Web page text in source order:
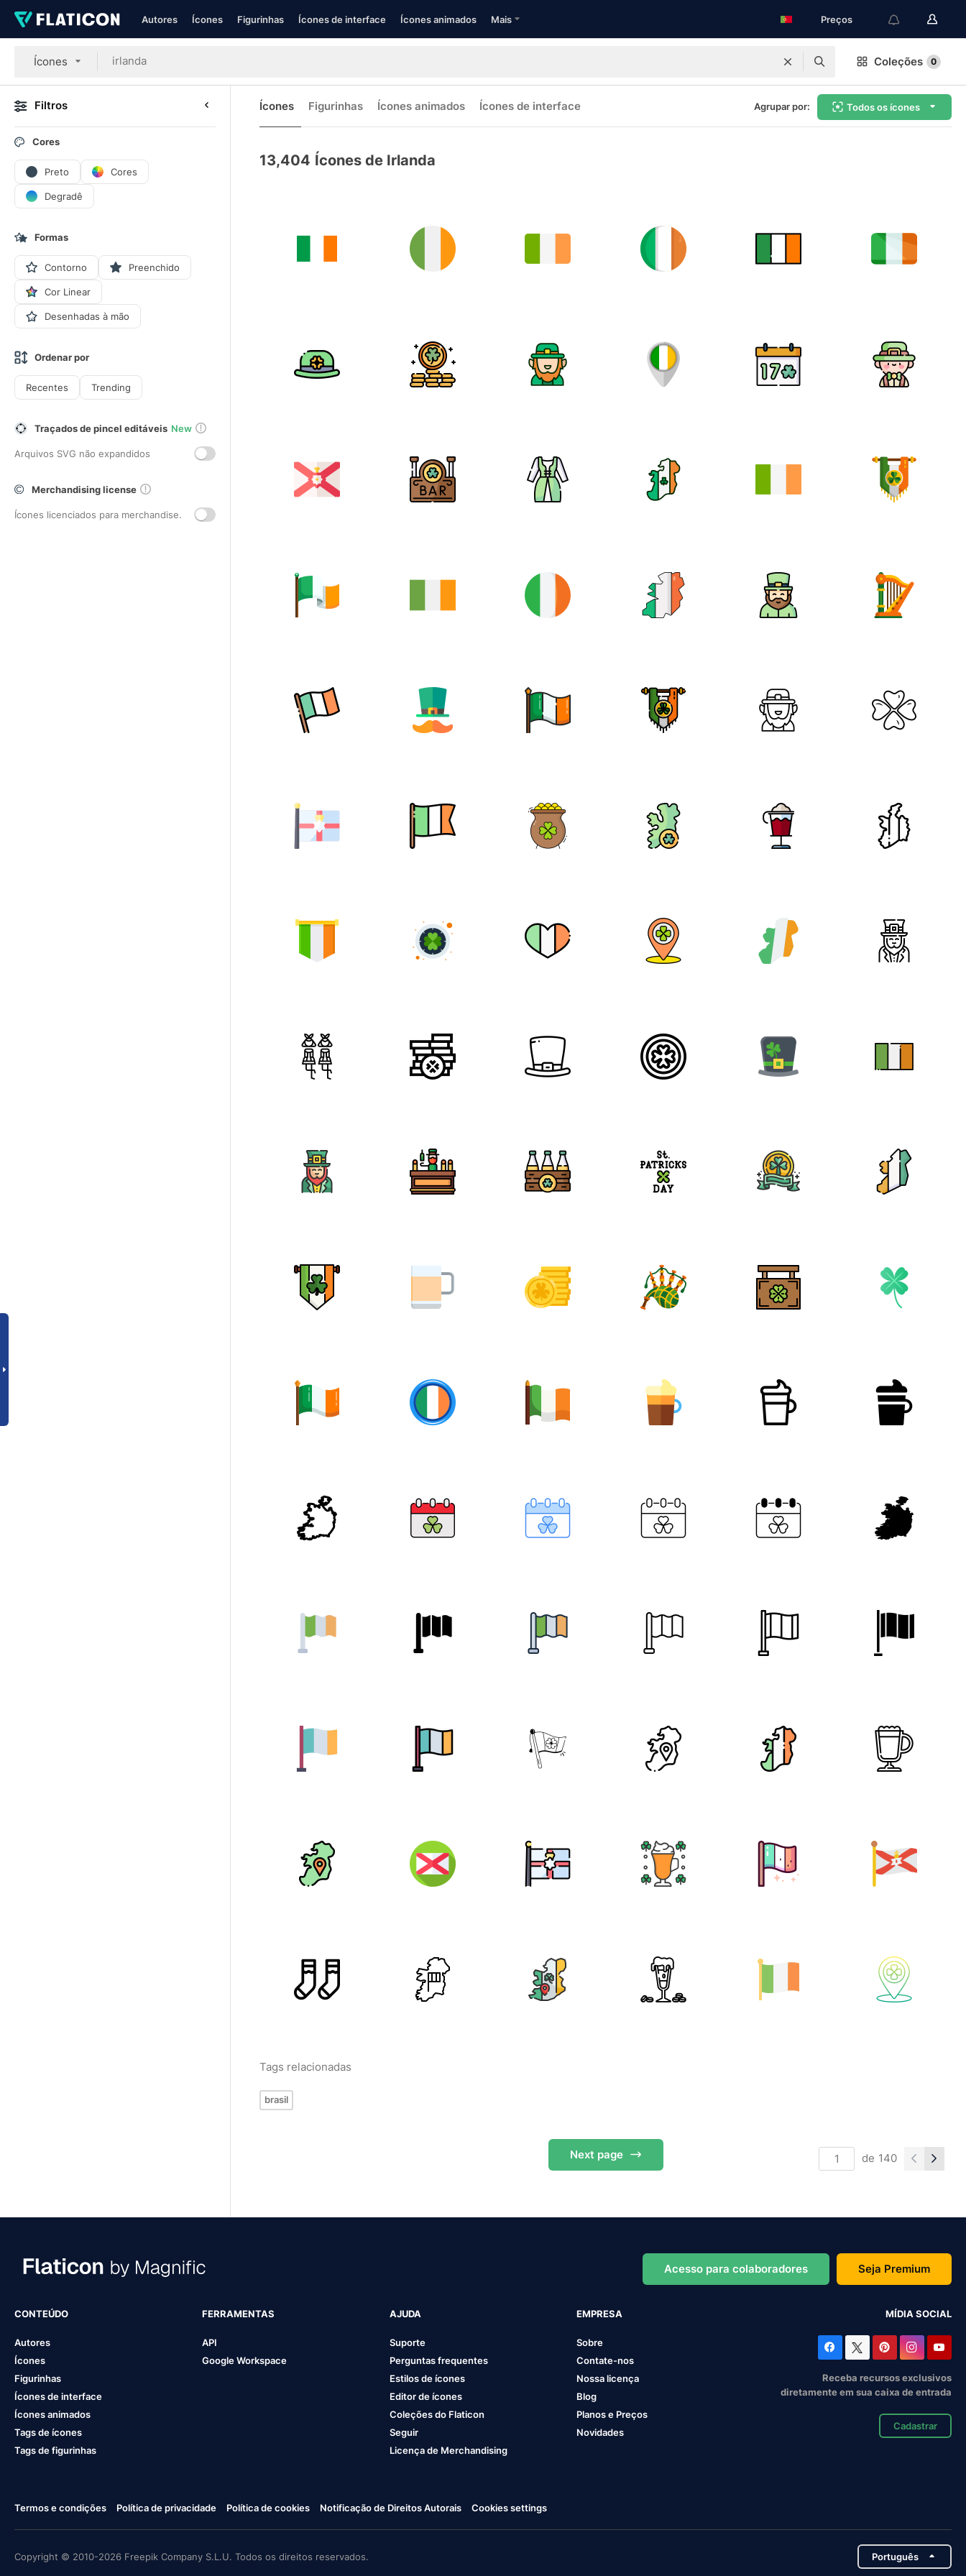
Autores Ícones Figurinhas Ícones de interface Ícones animados Mais Preços
Ícones Coleções 0
Filtros
Cores
Preto Cores
Degradê
Formas
Contorno Preenchido
Cor Linear
Desenhadas à mão
Ordenar por
Recentes Trending
Traçados de pincel editáveis New
Arquivos SVG não expandidos
Merchandising license
Ícones licenciados para merchandise.
Ícones Figurinhas Ícones animados Ícones de interface Agrupar por: Todos os ícones
13,404 Ícones de Irlanda
Tags relacionadas
brasil
Next page de 140
Acesso para colaboradores Seja Premium
CONTEÚDO
Autores
Ícones
Figurinhas
Ícones de interface
Ícones animados
Tags de ícones
Tags de figurinhas
FERRAMENTAS
API
Google Workspace
AJUDA
Suporte
Perguntas frequentes
Estilos de ícones
Editor de ícones
Coleções do Flaticon
Seguir
Licença de Merchandising
EMPRESA
Sobre
Contate-nos
Nossa licença
Blog
Planos e Preços
Novidades
MÍDIA SOCIAL
Receba recursos exclusivos
diretamente em sua caixa de entrada
Cadastrar
Termos e condições Política de privacidade Política de cookies Notificação de Direitos Autorais Cookies settings
Copyright © 2010-2026 Freepik Company S.L.U. Todos os direitos reservados. Português